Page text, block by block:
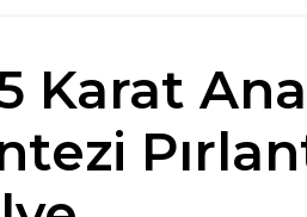
Karat